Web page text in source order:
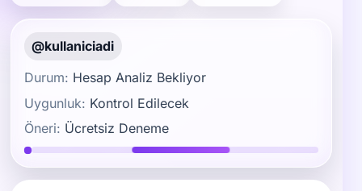
@kullaniciadi
Durum: Hesap Analiz Bekliyor
Uygunluk: Kontrol Edilecek
Öneri: Ücretsiz Deneme